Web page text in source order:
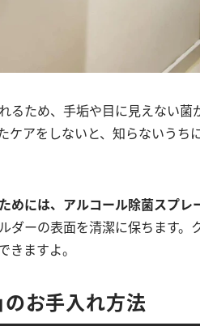
るため、手垢や目に見えない菌
ケアをしないと、知らないうち
めには、 アルコール除菌スプレ
ダーの表面を清潔に保ちます。
ますよ。
のお手入れ方法